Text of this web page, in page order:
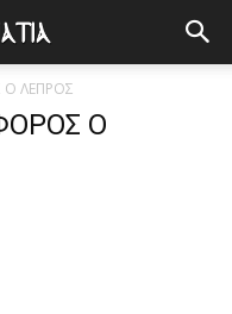
Ο ΛΕΠΡΟΣ
Ο